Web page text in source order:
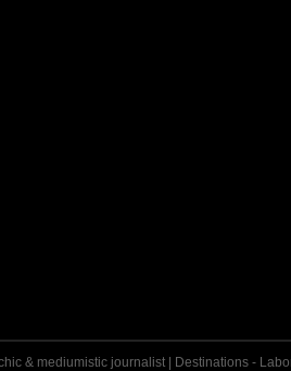
& mediumistic journalist | Destinations -